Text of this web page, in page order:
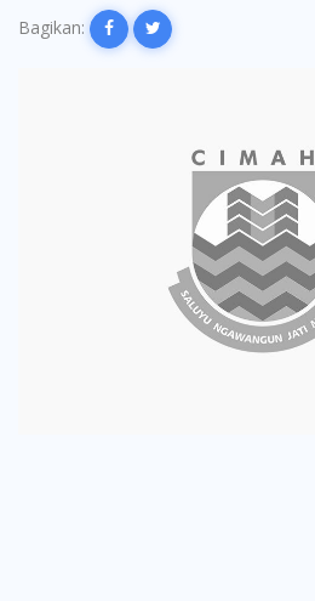
Bagikan: